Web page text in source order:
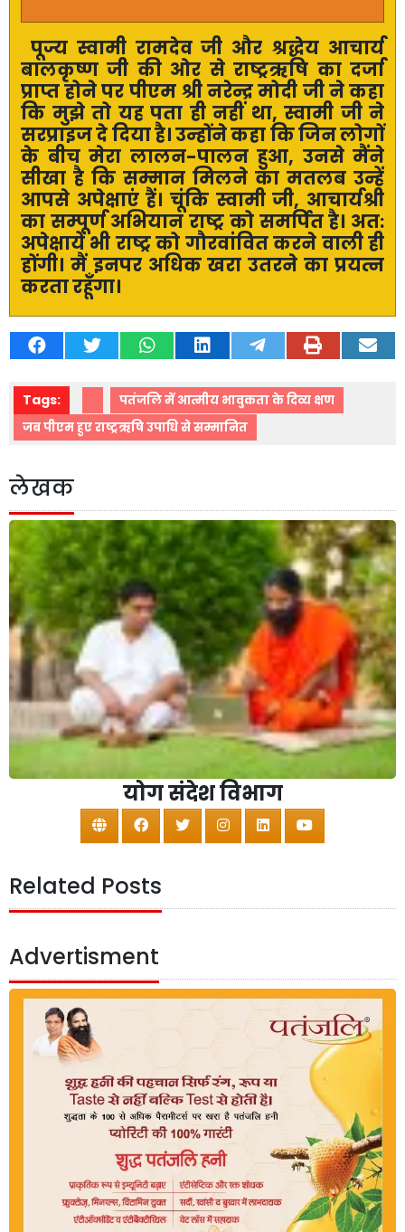
पूज्य स्वामी रामदेव जी और श्रद्धेय आचार्य
बालकृष्ण जी की ओर से राष्ट्रऋषि का दर्जा
प्राप्त होने पर पीएम श्री नरेन्द्र मोदी जी ने कहा
कि मुझे तो यह पता ही नहीं था, स्वामी जी ने
सरप्राइज दे दिया है। उन्होंने कहा कि जिन लोगों
के बीच मेरा लालन-पालन हुआ, उनसे मैंने
सीखा है कि सम्मान मिलने का मतलब उन्हें
आपसे अपेक्षाएं हैं। चूंकि स्वामी जी, आचार्यश्री
का सम्पूर्ण अभियान राष्ट्र को समर्पित है। अत:
अपेक्षायें भी राष्ट्र को गौरवांवित करने वाली ही
होंगी। मैं इनपर अधिक खरा उतरने का प्रयत्न
करता रहूँगा।
Tags:
पतंजलि में आत्मीय भावुकता के दिव्य क्षण
जब पीएम हुए राष्ट्रऋषि उपाधि से सम्मानित
लेखक
योग संदेश विभाग
Related Posts
Advertisment